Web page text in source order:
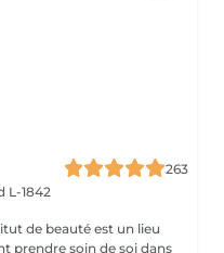
263
L-1842
de beauté est un lieu
prendre soin de soi dans